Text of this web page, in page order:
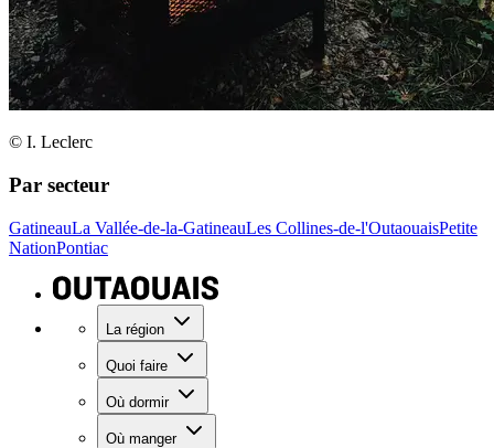
© I. Leclerc
Par secteur
GatineauLa Vallée-de-la-GatineauLes Collines-de-l'OutaouaisPetite
NationPontiac
La région
Quoi faire
Où dormir
Où manger